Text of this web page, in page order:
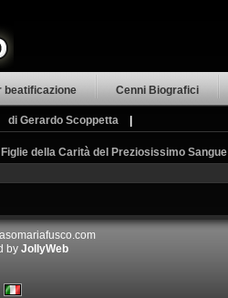
beatificazione Cenni Biografici
di Gerardo Scoppetta
della Carità del Preziosissimo Sangue
by JollyWeb